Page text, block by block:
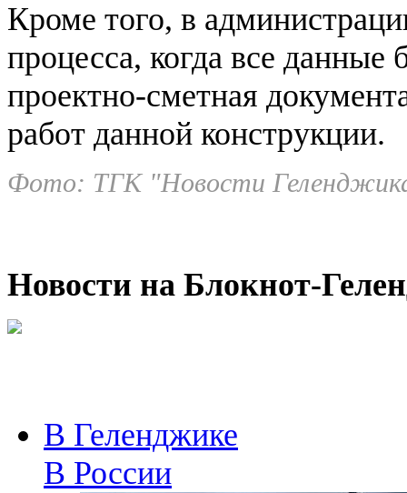
Кроме того, в
процесса, когда все данные
проектно-сметная
работ данной конструкции.
Фото: ТГК "Новости
Новости на Блoкнoт-
В Геленджике
В России